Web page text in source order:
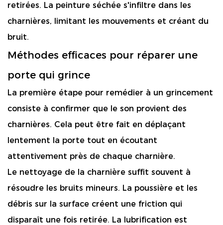
retirées. La peinture séchée s'infiltre dans les
charnières, limitant les mouvements et créant du
bruit.
Méthodes efficaces pour réparer une
porte qui grince
La première étape pour remédier à un grincement
consiste à confirmer que le son provient des
charnières. Cela peut être fait en déplaçant
lentement la porte tout en écoutant
attentivement près de chaque charnière.
Le nettoyage de la charnière suffit souvent à
résoudre les bruits mineurs. La poussière et les
débris sur la surface créent une friction qui
disparaît une fois retirée. La lubrification est